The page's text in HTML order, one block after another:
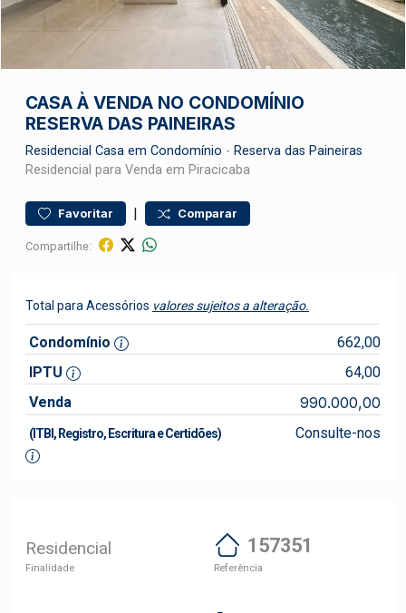
CASA À VENDA NO CONDOMÍNIO
RESERVA DAS PAINEIRAS
Residencial Casa em Condomínio - Reserva das Paineiras
Residencial para Venda em Piracicaba
Favoritar | Comparar
Compartilhe:
Total para Acessórios valores sujeitos a alteração.
Condomínio
662,00
IPTU
64,00
Venda
990.000,00
(ITBI, Registro, Escritura e Certidões) Consulte-nos
Residencial
Finalidade
157351
Referência